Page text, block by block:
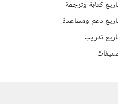
كتابة وترجمة
دعم ومساعدة
تدريب